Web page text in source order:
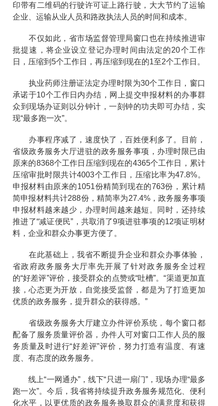
印带有二维码的行驶许可证上路行驶，大大节约了运输
企业、运输从业人员和路政执法人员的时间和成本。
不仅如此，省市场监督管理局窗口也在持续推进审
批提速，将企业设立登记办理时间由法定的20个工作
日，压缩到5个工作日，再压缩到现在的1至2个工作日。
执业药师注册证法定办理时限为30个工作日，窗口
承诺于10个工作日内办结，网上提交申报材料的办事群
众到现场办证则以分钟计，一刻钟的功夫即可办结，实
现“最多跑一次”。
办事程序减了，速度快了，百姓便利多了。目前，
省级政务服务大厅进驻的政务服务事项，办理时限已由
原来的8368个工作日压缩到现在的4365个工作日，累计
压缩审批时限共计4003个工作日，压缩比率为47.8%。
申报材料由原来的1051份精简到现在的763份，累计精
简申报材料共计288份，精简率为27.4%，政务服务事项
申报材料越来越少，办理时间越来越短。同时，还持续
推进了“减证便民”，共取消了9项进驻事项的12项证明材
料，企业和群众办事更方便了。
在此基础上，我省不断提升企业和群众办事体验，
省政府政务服务大厅率先开展了针对政务服务全过程
的“好差评”评价，接受群众的点赞或“吐槽”。“渠道更加直
接，心态更为开放，自觉接受监督，都是为了打造更加
优质的政务服务，提升群众的获得感。”
省级政务服务大厅建立办件评价系统，每个窗口都
配备了服务质量评价器，办件人可对窗口工作人员的服
务质量及时进行“好差评”评价，努力打造有温度、有速
度、有态度的政务服务。
线上“一网通办”，线下“只进一扇门”，现场办理“最多
跑一次”。今后，我省将持续提升政务服务规范化、便利
化水平，以更优质的政务服务换取群众的满意度和获得